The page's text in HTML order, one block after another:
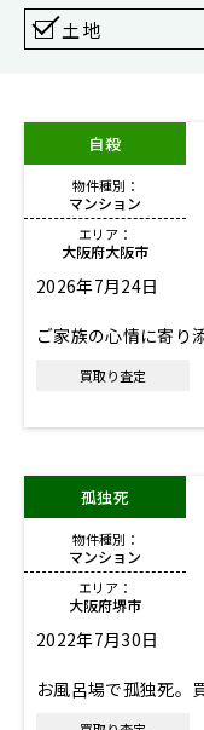
土地
自殺
物件種別：
マンション
エリア：
大阪府大阪市
2026年7月24日
ご家族の心情に寄り
買取り査定
孤独死
物件種別：
マンション
エリア：
大阪府堺市
2022年7月30日
お風呂場で孤独死。